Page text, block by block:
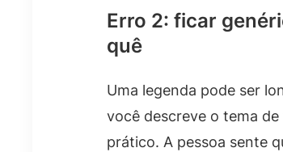
Erro 2: ficar
quê
Uma legenda pode ser
você descreve o tema
prático. A pessoa sente